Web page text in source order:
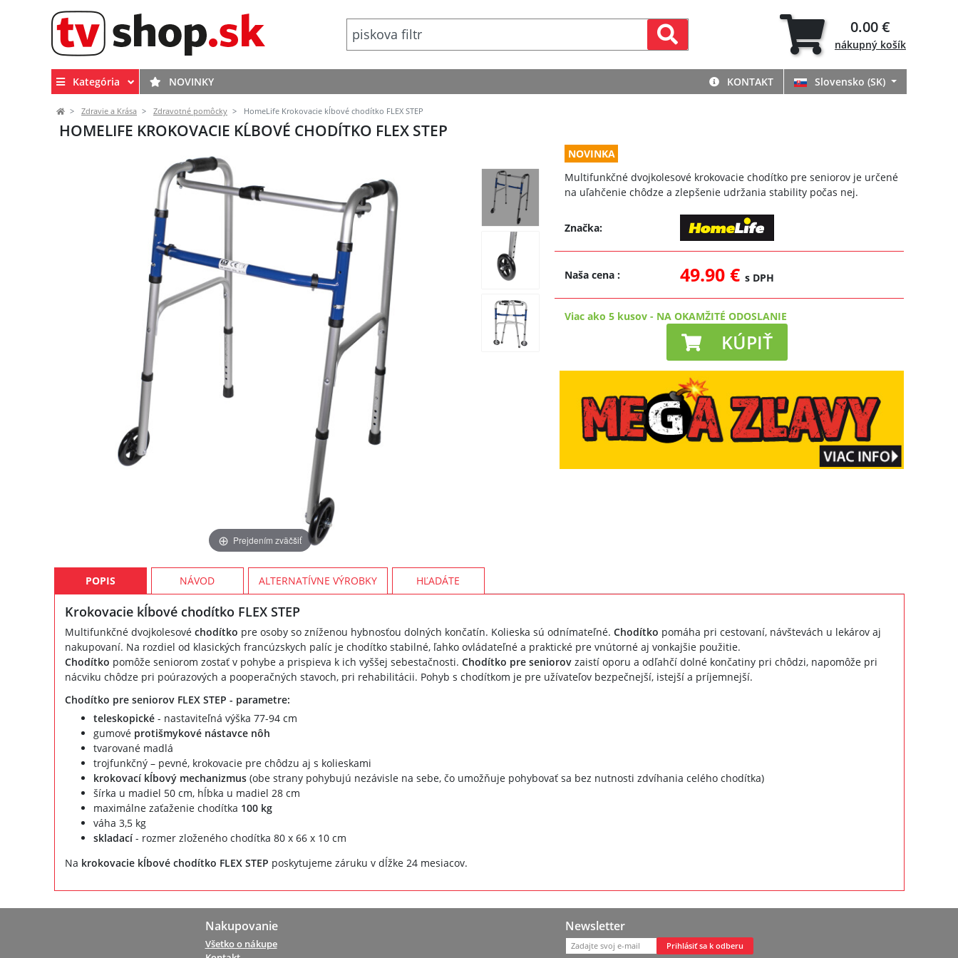
0.00 €
nákupný košík
Kategória NOVINKY KONTAKT Slovensko (SK)
Zdravie a Krása Zdravotné pomôcky HomeLife Krokovacie kĺbové chodítko FLEX STEP
HOMELIFE KROKOVACIE KĹBOVÉ CHODÍTKO FLEX STEP
Prejdením zväčšiť
NOVINKA
Multifunkčné dvojkolesové krokovacie chodítko pre seniorov je určené
na uľahčenie chôdze a zlepšenie udržania stability počas nej.
Značka:
Naša cena: 49.90 €s DPH
Viac ako 5 kusov - NA OKAMŽITÉ ODOSLANIE
KÚPIŤ
POPIS NÁVOD ALTERNATÍVNE VÝROBKY HĽADÁTE
Krokovacie kĺbové chodítko FLEX STEP
Multifunkčné dvojkolesové chodítko pre osoby so zníženou hybnosťou dolných končatín. Kolieska sú odnímateľné. Chodítko pomáha pri cestovaní, návštevách u lekárov aj
nakupovaní. Na rozdiel od klasických francúzskych palíc je chodítko stabilné, ľahko ovládateľné a praktické pre vnútorné aj vonkajšie použitie.
Chodítko pomôže seniorom zostať v pohybe a prispieva k ich vyššej sebestačnosti. Chodítko pre seniorovzaistí oporu a odľahčí dolné končatiny pri chôdzi, napomôže pri
nácviku chôdze pri poúrazových a pooperačných stavoch, pri rehabilitácii. Pohyb s chodítkom je pre užívateľov bezpečnejší, istejší a príjemnejší.
Chodítko pre seniorov FLEX STEP - parametre:
teleskopické- nastaviteľná výška 77-94 cm
gumové protišmykové nástavce nôh
tvarované madlá
trojfunkčný – pevné, krokovacie pre chôdzu aj s kolieskami
krokovací kĺbový mechanizmus(obe strany pohybujú nezávisle na sebe, čo umožňuje pohybovať sa bez nutnosti zdvíhania celého chodítka)
šírka u madiel 50 cm, hĺbka u madiel 28 cm
maximálne zaťaženie chodítka 100 kg
váha 3,5 kg
skladací- rozmer zloženého chodítka 80 x 66 x 10 cm
Na krokovacie kĺbové chodítko FLEX STEP poskytujeme záruku v dĺžke 24 mesiacov.
Nakupovanie
Všetko o nákupe
Newsletter
Prihlásiť sa k odberu